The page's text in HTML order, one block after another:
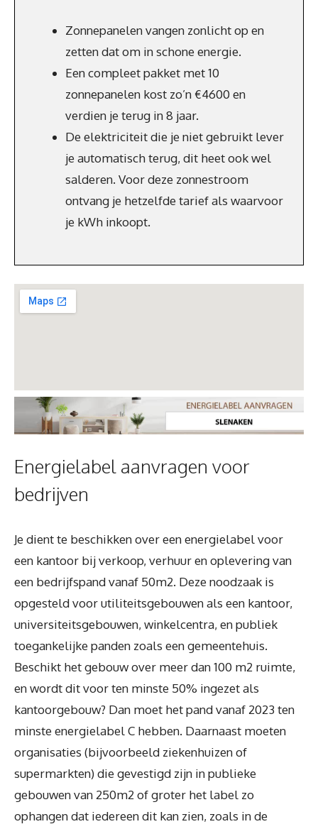
Zonnepanelen vangen zonlicht op en
zetten dat om in schone energie.
Een compleet pakket met 10
zonnepanelen kost zo’n €4600 en
verdien je terug in 8 jaar.
De elektriciteit die je niet gebruikt lever
je automatisch terug, dit heet ook wel
salderen. Voor deze zonnestroom
ontvang je hetzelfde tarief als waarvoor
je kWh inkoopt.
Energielabel aanvragen voor
bedrijven
Je dient te beschikken over een energielabel voor
een kantoor bij verkoop, verhuur en oplevering van
een bedrijfspand vanaf 50m2. Deze noodzaak is
opgesteld voor utiliteitsgebouwen als een kantoor,
universiteitsgebouwen, winkelcentra, en publiek
toegankelijke panden zoals een gemeentehuis.
Beschikt het gebouw over meer dan 100 m2 ruimte,
en wordt dit voor ten minste 50% ingezet als
kantoorgebouw? Dan moet het pand vanaf 2023 ten
minste energielabel C hebben. Daarnaast moeten
organisaties (bijvoorbeeld ziekenhuizen of
supermarkten) die gevestigd zijn in publieke
gebouwen van 250m2 of groter het label zo
ophangen dat iedereen dit kan zien, zoals in de